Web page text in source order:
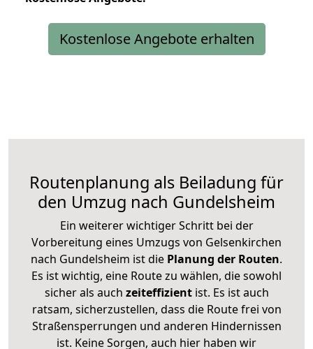
Kostenlose Angebote erhalten
Routenplanung als Beiladung für
den Umzug nach Gundelsheim
Ein weiterer wichtiger Schritt bei der
Vorbereitung eines Umzugs von Gelsenkirchen
nach Gundelsheim ist die Planung der Routen.
Es ist wichtig, eine Route zu wählen, die sowohl
sicher als auch zeiteffizientist. Es ist auch
ratsam, sicherzustellen, dass die Route frei von
Straßensperrungen und anderen Hindernissen
ist. Keine Sorgen, auch hier haben wir